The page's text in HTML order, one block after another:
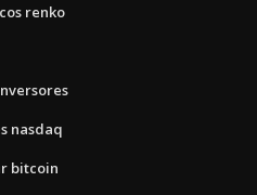
renko
nasdaq
bitcoin